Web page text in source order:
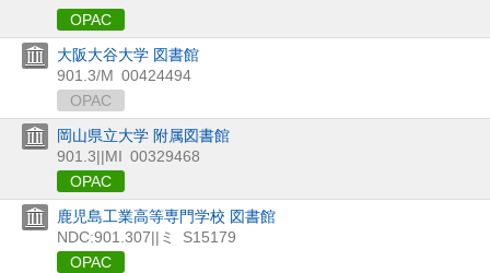
OPAC
大阪大谷大学 図書館
901.3/M 00424494
OPAC
岡山県立大学 附属図書館
901.3||MI 00329468
OPAC
鹿児島工業高等専門学校 図書館
NDC:901.307||ミ
S15179
OPAC